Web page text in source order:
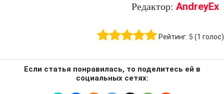
Редактор: AndreyEx
Рейтинг: 5 (1 голос)
Если статья понравилась, то поделитесь ей в
социальных сетях: